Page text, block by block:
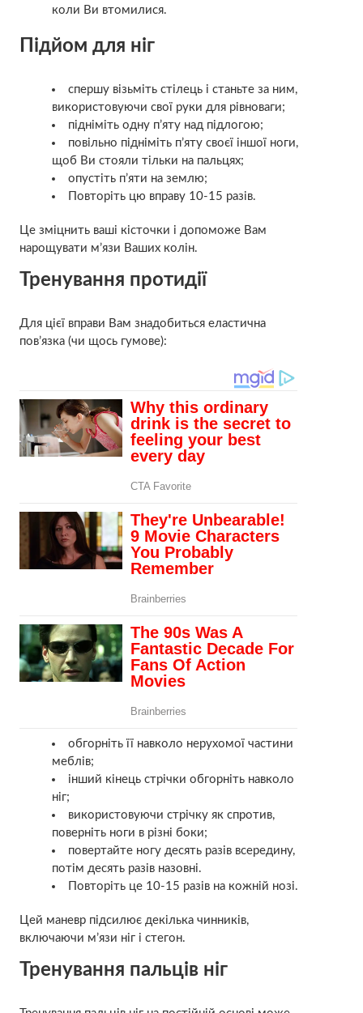
коли Ви втомилися.
Підйом для ніг
спершу візьміть стілець і станьте за ним,
використовуючи свої руки для рівноваги;
підніміть одну п’яту над підлогою;
повільно підніміть п’яту своєї іншої ноги,
щоб Ви стояли тільки на пальцях;
опустіть п’яти на землю;
Повторіть цю вправу 10-15 разів.
Це зміцнить ваші кісточки і допоможе Вам
нарощувати м’язи Ваших колін.
Тренування протидії
Для цієї вправи Вам знадобиться еластична
пов’язка (чи щось гумове):
обгорніть її навколо нерухомої частини
меблів;
інший кінець стрічки обгорніть навколо
ніг;
використовуючи стрічку як спротив,
поверніть ноги в різні боки;
повертайте ногу десять разів всередину,
потім десять разів назовні.
Повторіть це 10-15 разів на кожній нозі.
Цей маневр підсилює декілька чинників,
включаючи м’язи ніг і стегон.
Тренування пальців ніг